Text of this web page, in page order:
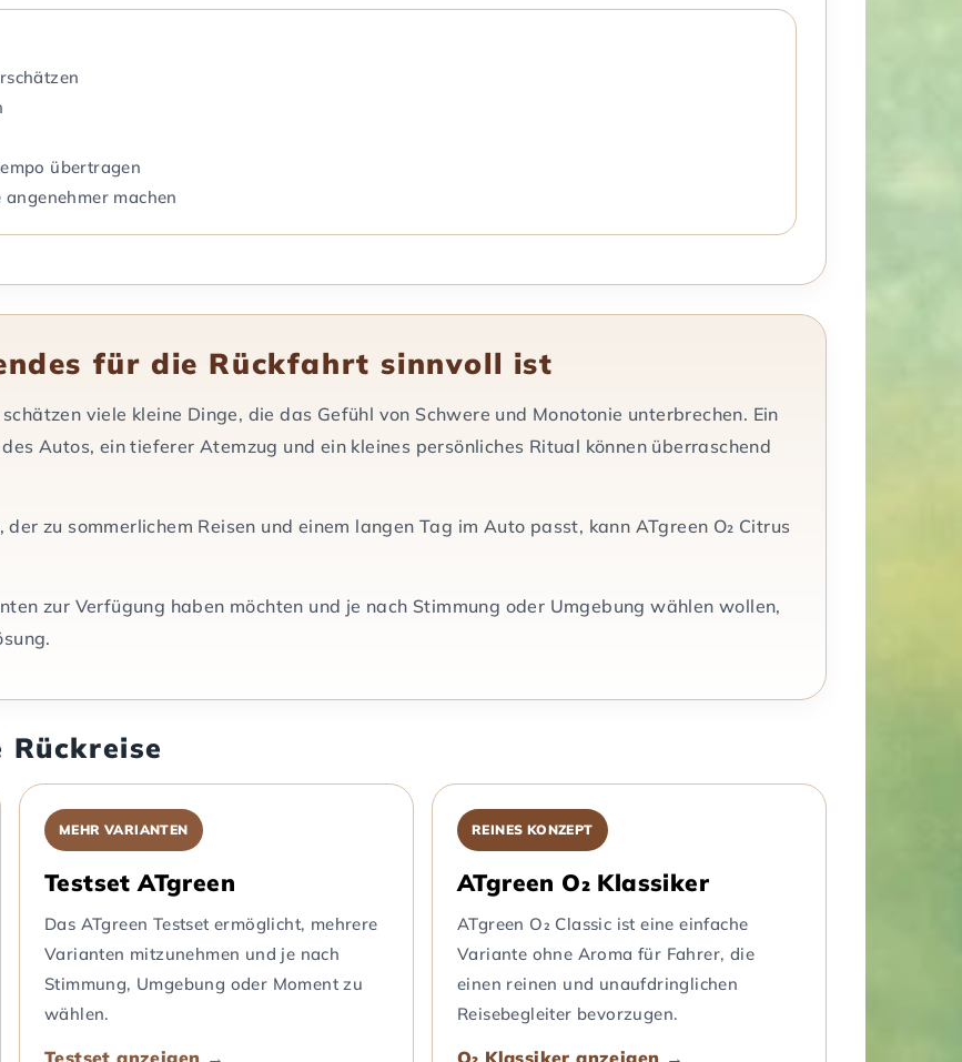
übertragen
machen
für die Rückfahrt sinnvoll ist
viele kleine Dinge, die das Gefühl von Schwere und Monotonie unterbrechen. Ein
Autos, ein tieferer Atemzug und ein kleines persönliches Ritual können überraschend
zu sommerlichem Reisen und einem langen Tag im Auto passt, kann ATgreen O₂ Citrus
zur Verfügung haben möchten und je nach Stimmung oder Umgebung wählen wollen,
MEHR VARIANTEN
Testset ATgreen
Das ATgreen Testset ermöglicht, mehrere
Varianten mitzunehmen und je nach
Stimmung, Umgebung oder Moment zu
wählen.
REINES KONZEPT
ATgreen O₂ Klassiker
ATgreen O₂ Classic ist eine einfache
Variante ohne Aroma für Fahrer, die
einen reinen und unaufdringlichen
Reisebegleiter bevorzugen.